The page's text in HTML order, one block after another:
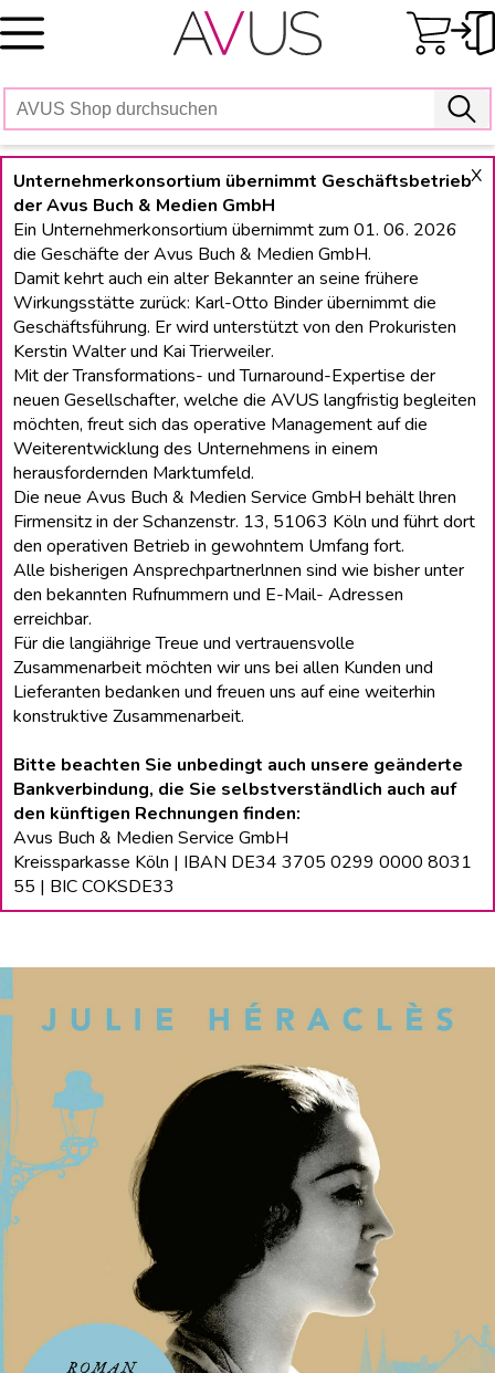
Skip
to
X
Unternehmerkonsortium übernimmt Geschäftsbetrieb
der Avus Buch & Medien GmbH
Ein Unternehmerkonsortium übernimmt zum 01. 06. 2026
die Geschäfte der Avus Buch & Medien GmbH.
Damit kehrt auch ein alter Bekannter an seine frühere
Wirkungsstätte zurück: Karl-Otto Binder übernimmt die
Geschäftsführung. Er wird unterstützt von den Prokuristen
Kerstin Walter und Kai Trierweiler.
Mit der Transformations- und Turnaround-Expertise der
neuen Gesellschafter, welche die AVUS langfristig begleiten
möchten, freut sich das operative Management auf die
Weiterentwicklung des Unternehmens in einem
herausfordernden Marktumfeld.
Die neue Avus Buch & Medien Service GmbH behält lhren
Firmensitz in der Schanzenstr. 13, 51063 Köln und führt dort
den operativen Betrieb in gewohntem Umfang fort.
Alle bisherigen Ansprechpartnerlnnen sind wie bisher unter
den bekannten Rufnummern und E-Mail- Adressen
erreichbar.
Für die langiährige Treue und vertrauensvolle
Zusammenarbeit möchten wir uns bei allen Kunden und
Lieferanten bedanken und freuen uns auf eine weiterhin
konstruktive Zusammenarbeit.
Bitte beachten Sie unbedingt auch unsere geänderte
Bankverbindung, die Sie selbstverständlich auch auf
den künftigen Rechnungen finden:
Avus Buch & Medien Service GmbH
Kreissparkasse Köln | IBAN DE34 3705 0299 0000 8031
55 | BIC COKSDE33